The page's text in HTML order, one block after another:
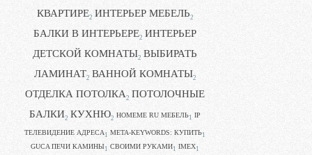
КВАРТИРЕ2 ИНТЕРЬЕР МЕБЕЛЬ2
БАЛКИ В ИНТЕРЬЕРЕ2 ИНТЕРЬЕР
ДЕТСКОЙ КОМНАТЫ2 ВЫБИРАТЬ
ЛАМИНАТ2 ВАННОЙ КОМНАТЫ2
ОТДЕЛКА ПОТОЛКА2 ПОТОЛОЧНЫЕ
БАЛКИ2 КУХНЮ2 HOMEME RU МЕБЕЛЬ1 IP
ТЕЛЕВИДЕНИЕ АДРЕСА 1 META-KEYWORDS: КУПИТЬ1
GUCA ПЕЧИ КАМИНЫ1 CВОИМИ РУКАМИ1 IMEX1